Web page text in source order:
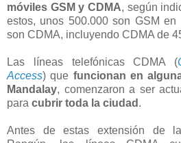
móviles GSM y CDMA, según
estos, unos 500.000 son GSM
son CDMA, incluyendo CDMA de
Las líneas telefónicas CDMA (
Access) que funcionan en
Mandalay, comenzaron a ser
para cubrir toda la ciudad .
Antes de estas extensión de